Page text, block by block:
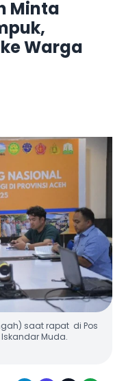
Minta
Warga
saat rapat di Pos
Muda.